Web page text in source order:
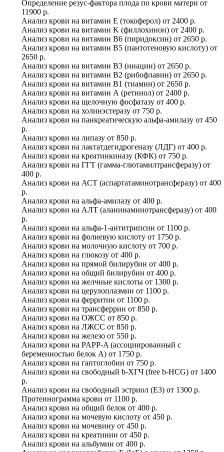
Определение резус-фактора плода по крови матери от
11900 р.
Анализ крови на витамин E (токоферол) от 2400 р.
Анализ крови на витамин K (филлохинон) от 2400 р.
Анализ крови на витамин B6 (пиридоксин) от 2650 р.
Анализ крови на витамин B5 (пантотеновую кислоту) от
2650 р.
Анализ крови на витамин B3 (ниацин) от 2650 р.
Анализ крови на витамин B2 (рибофлавин) от 2650 р.
Анализ крови на витамин B1 (тиамин) от 2650 р.
Анализ крови на витамин А (ретинол) от 2400 р.
Анализ крови на щелочную фосфатазу от 400 р.
Анализ крови на холинэстеразу от 750 р.
Анализ крови на панкреатическую альфа-амилазу от 450
р.
Анализ крови на липазу от 850 р.
Анализ крови на лактатдегидрогеназу (ЛДГ) от 400 р.
Анализ крови на креатинкиназу (КФК) от 750 р.
Анализ крови на ГГТ (гамма-глютамилтрансферазу) от
400 р.
Анализ крови на АСТ (аспартатаминотрансферазу) от 400
р.
Анализ крови на альфа-амилазу от 400 р.
Анализ крови на АЛТ (аланинаминотрансферазу) от 400
р.
Анализ крови на альфа-1-антитрипсин от 1100 р.
Анализ крови на фолиевую кислоту от 1750 р.
Анализ крови на молочную кислоту от 700 р.
Анализ крови на глюкозу от 400 р.
Анализ крови на прямой билирубин от 400 р.
Анализ крови на общий билирубин от 400 р.
Анализ крови на желчные кислоты от 1300 р.
Анализ крови на церулоплазмин от 1100 р.
Анализ крови на ферритин от 1100 р.
Анализ крови на трансферрин от 850 р.
Анализ крови на ОЖСС от 850 р.
Анализ крови на ЛЖСС от 850 р.
Анализ крови на железо от 550 р.
Анализ крови на PAPP-A (ассоциированный с
беременностью белок А) от 1750 р.
Анализ крови на гаптоглобин от 750 р.
Анализ крови на свободный b-ХГЧ (free b-HCG) от 1400
р.
Анализ крови на свободный эстриол (Е3) от 1300 р.
Протеинограмма крови от 1100 р.
Анализ крови на общий белок от 400 р.
Анализ крови на мочевую кислоту от 450 р.
Анализ крови на мочевину от 450 р.
Анализ крови на креатинин от 450 р.
Анализ крови на альбумин от 400 р.